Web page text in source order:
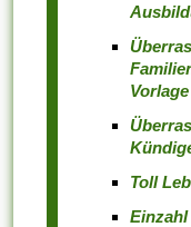
Vorlage
Toll